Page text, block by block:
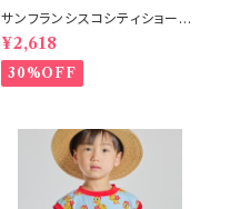
サンフランシスコシティショー
ツ オフホワイト 150-160
¥2,618
30%OFF